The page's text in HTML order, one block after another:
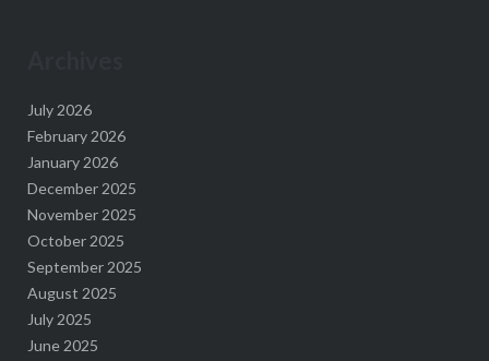
July 2026
February 2026
January 2026
December 2025
November 2025
October 2025
September 2025
August 2025
July 2025
June 2025